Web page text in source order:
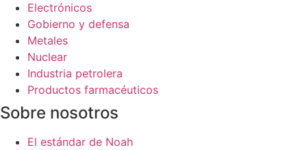
Electrónicos
Gobierno y defensa
Metales
Nuclear
Industria petrolera
Productos farmacéuticos
Sobre nosotros
El estándar de Noah